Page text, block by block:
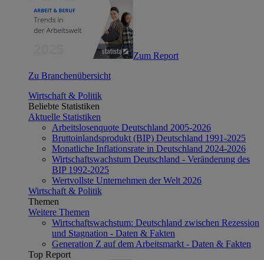
Zum Report
Zu Branchenübersicht
Wirtschaft & Politik
Beliebte Statistiken
Aktuelle Statistiken
Arbeitslosenquote Deutschland 2005-2026
Bruttoinlandsprodukt (BIP) Deutschland 1991-2025
Monatliche Inflationsrate in Deutschland 2024-2026
Wirtschaftswachstum Deutschland - Veränderung des
BIP 1992-2025
Wertvollste Unternehmen der Welt 2026
Wirtschaft & Politik
Themen
Weitere Themen
Wirtschaftswachstum: Deutschland zwischen Rezession
und Stagnation - Daten & Fakten
Generation Z auf dem Arbeitsmarkt - Daten & Fakten
Top Report